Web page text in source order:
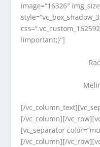
image=“16326″
!important;}“]
[/
[/vc_column][/
[vc_separator
[/vc_column][/